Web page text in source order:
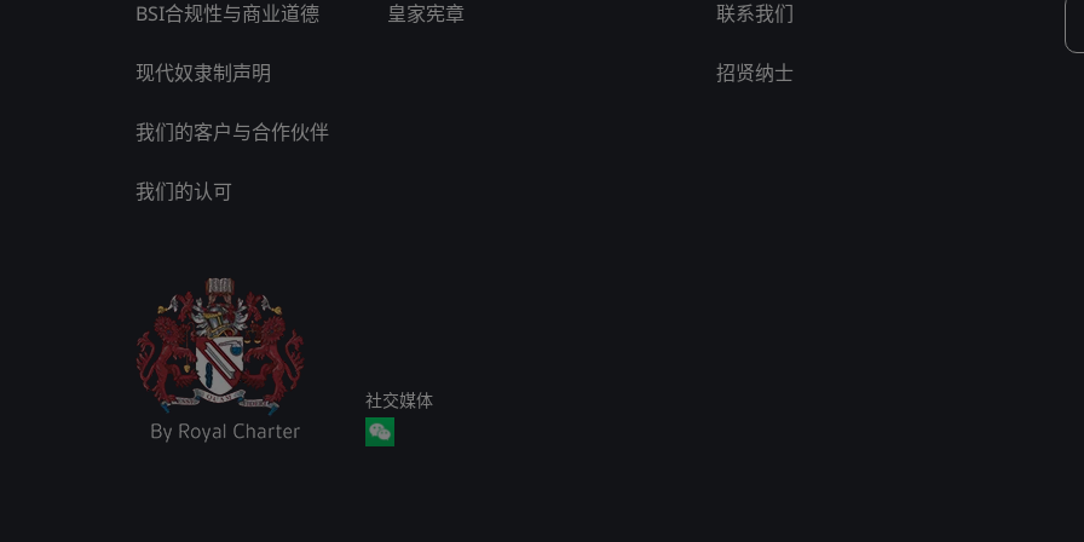
BSI合规性与商业道德
现代奴隶制声明
我们的客户与合作伙伴
我们的认可
皇家宪章
社交媒体
联系我们
招贤纳士